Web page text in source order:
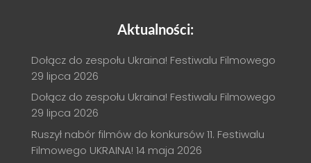
Aktualności:
Dołącz do zespołu Ukraina! Festiwalu Filmowego
29 lipca 2026
Dołącz do zespołu Ukraina! Festiwalu Filmowego
29 lipca 2026
Ruszył nabór filmów do konkursów 11. Festiwalu
Filmowego UKRAINA! 14 maja 2026